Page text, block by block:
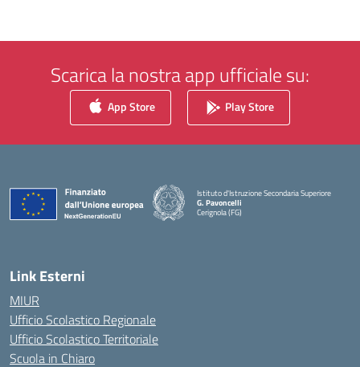
Scarica la nostra app ufficiale su:
App Store Play Store
Istituto d'Istruzione Secondaria Superiore
G. Pavoncelli
Cerignola (FG)
— Visita la pagina iniziale della scuola
Link Esterni
MIUR
Ufficio Scolastico Regionale
Ufficio Scolastico Territoriale
Scuola in Chiaro